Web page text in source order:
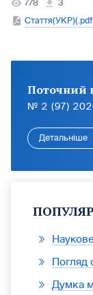
778
3
Поточний
№ 2 (97)
Детальніше
Погляд
Думка